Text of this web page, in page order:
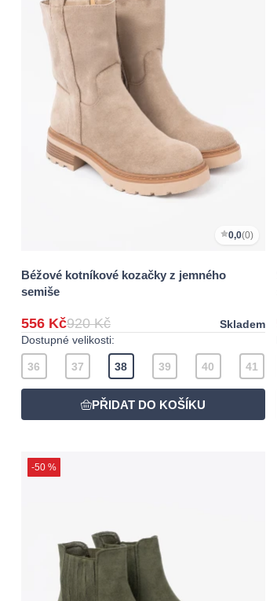
0,0(0)
Béžové kotníkové kozačky z jemného
semiše
556 Kč920 Kč
Skladem
Dostupné velikosti:
36 37 38 39 40 41
-50 %